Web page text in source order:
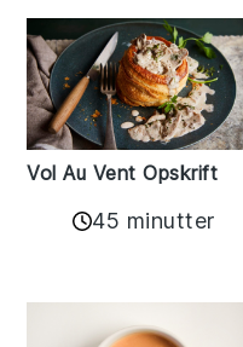
Vol Au Vent Opskrift
45 minutter